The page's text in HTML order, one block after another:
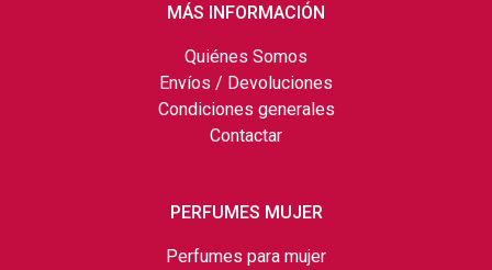
MÁS INFORMACIÓN
Quiénes Somos
Envíos / Devoluciones
Condiciones generales
Contactar
PERFUMES MUJER
Perfumes para mujer